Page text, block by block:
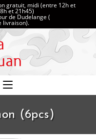
gratuit, midi (entre 12h et
et 21h45)
de Dudelange (
livraison).
(6pcs)